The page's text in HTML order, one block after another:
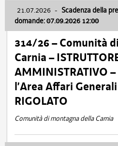
21.07.2026 - Scadenza della
domande: 07.09.2026 12:00
314/26 – Comunità
Carnia –
AMMINISTRATIVO
l’Area Affari
RIGOLATO
Comunità di montagna della Carnia